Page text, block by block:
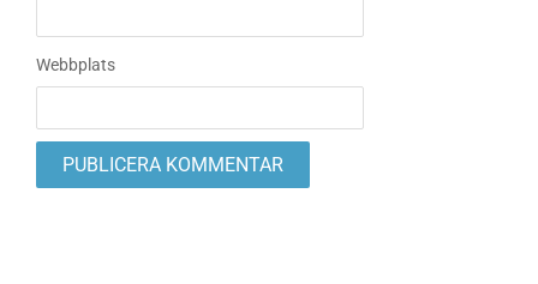
Webbplats